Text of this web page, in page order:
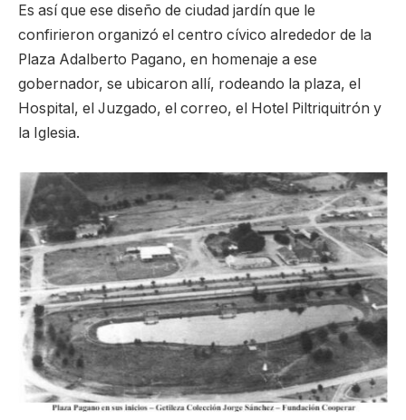
Es así que ese diseño de ciudad jardín que le
confirieron organizó el centro cívico alrededor de la
Plaza Adalberto Pagano, en homenaje a ese
gobernador, se ubicaron allí, rodeando la plaza, el
Hospital, el Juzgado, el correo, el Hotel Piltriquitrón y
la Iglesia.